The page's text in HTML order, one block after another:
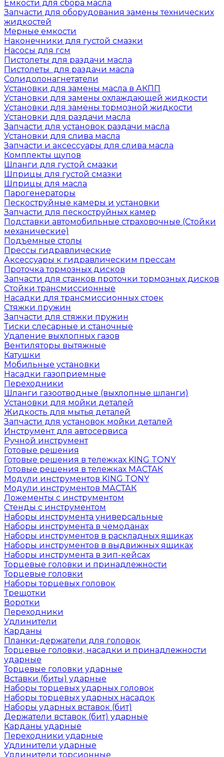
Емкости для сбора масла
Запчасти для оборудования замены технических
жидкостей
Мерные емкости
Наконечники для густой смазки
Насосы для гсм
Пистолеты для раздачи масла
Пистолеты для раздачи масла
Солидолонагнетатели
Установки для замены масла в АКПП
Установки для замены охлаждающей жидкости
Установки для замены тормозной жидкости
Установки для раздачи масла
Запчасти для установок раздачи масла
Установки для слива масла
Запчасти и аксессуары для слива масла
Комплекты щупов
Шланги для густой смазки
Шприцы для густой смазки
Шприцы для масла
Парогенераторы
Пескоструйные камеры и установки
Запчасти для пескоструйных камер
Подставки автомобильные страховочные (Стойки
механические)
Подъемные столы
Прессы гидравлические
Аксессуары к гидравлическим прессам
Проточка тормозных дисков
Запчасти для станков проточки тормозных дисков
Стойки трансмиссионные
Насадки для трансмиссионных стоек
Стяжки пружин
Запчасти для стяжки пружин
Тиски слесарные и станочные
Удаление выхлопных газов
Вентиляторы вытяжные
Катушки
Мобильные установки
Насадки газоприемные
Переходники
Шланги газоотводные (выхлопные шланги)
Установки для мойки деталей
Жидкость для мытья деталей
Запчасти для установок мойки деталей
Инструмент для автосервиса
Ручной инструмент
Готовые решения
Готовые решения в тележках KING TONY
Готовые решения в тележках МАСТАК
Модули инструментов KING TONY
Модули инструментов МАСТАК
Ложементы с инструментом
Стенды с инструментом
Наборы инструмента универсальные
Наборы инструмента в чемоданах
Наборы инструментов в раскладных ящиках
Наборы инструментов в выдвижных ящиках
Наборы инструмента в зип-кейсах
Торцевые головки и принадлежности
Торцевые головки
Наборы торцевых головок
Трещотки
Воротки
Переходники
Удлинители
Карданы
Планки-держатели для головок
Торцевые головки, насадки и принадлежности
ударные
Торцевые головки ударные
Вставки (биты) ударные
Наборы торцевых ударных головок
Наборы торцевых ударных насадок
Наборы ударных вставок (бит)
Держатели вставок (бит) ударные
Карданы ударные
Переходники ударные
Удлинители ударные
Удлинители торсионные